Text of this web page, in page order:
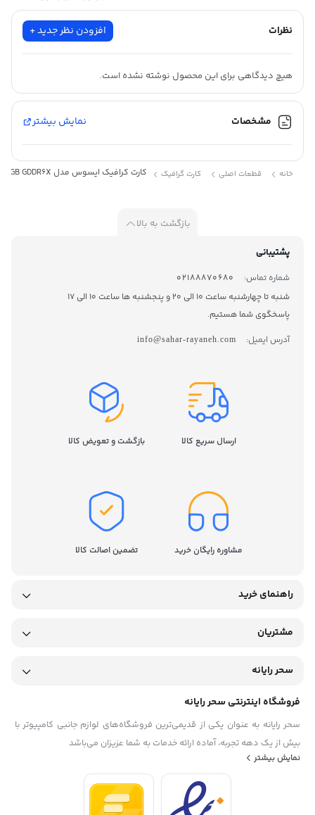
نظرات افزودن نظر جدید +
هیچ دیدگاهی برای این محصول نوشته نشده است.
مشخصات نمایش بیشتر
خانه قطعات اصلی کارت گرافیک کارت گرافیک ایسوس مدل TUF Gaming GeForce RTX 3090 Ti OC Edition 24GB GDDR6X
بازگشت به بالا
پشتیبانی
شماره تماس:
02188870680
شنبه تا چهارشنبه ساعت 10 الی 20 و پنجشنبه ها ساعت 10 الی 17
پاسخگوی شما هستیم.
آدرس ایمیل:
info@sahar-rayaneh.com
ارسال سریع کالا بازگشت و تعویض کالا
مشاوره رایگان خرید تضمین اصالت کالا
راهنمای خرید
مشتریان
سحر رایانه
فروشگاه اینترنتی سحر رایانه
سحر رایانه به عنوان یکی از قدیمی‌ترین فروشگاه‌های لوازم جانبی کامپیوتر با
بیش از یک دهه تجربه، آماده ارائه خدمات به شما عزیزان می‌باشد
نمایش بیشتر